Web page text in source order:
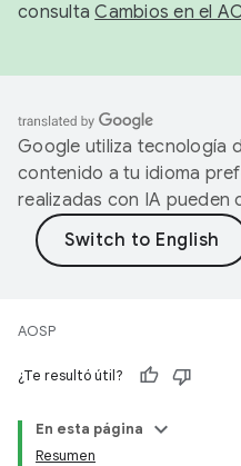
consultaCambios en el
Google utiliza tecnología
contenido a tu idioma
realizadas con IA pueden
AOSP
¿Te resultó útil?
En esta página
Resumen